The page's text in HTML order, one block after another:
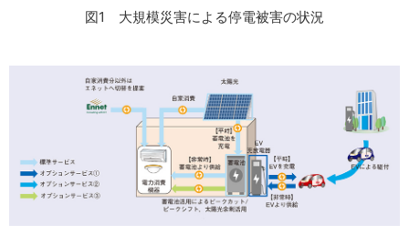
図1 大規模災害による停電被害の状況